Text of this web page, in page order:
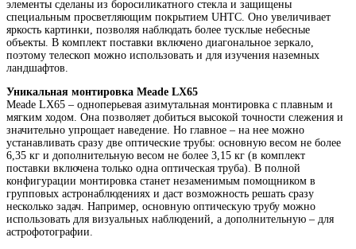
элементы сделаны из боросиликатного стекла и защищены
специальным просветляющим покрытием UHTC. Оно увеличивает
яркость картинки, позволяя наблюдать более тусклые небесные
объекты. В комплект поставки включено диагональное зеркало,
поэтому телескоп можно использовать и для изучения наземных
ландшафтов.
Уникальная монтировка Meade LX65
Meade LX65 – одноперьевая азимутальная монтировка с плавным и
мягким ходом. Она позволяет добиться высокой точности слежения и
значительно упрощает наведение. Но главное – на нее можно
устанавливать сразу две оптические трубы: основную весом не более
6,35 кг и дополнительную весом не более 3,15 кг (в комплект
поставки включена только одна оптическая труба). В полной
конфигурации монтировка станет незаменимым помощником в
групповых астронаблюдениях и даст возможность решать сразу
несколько задач. Например, основную оптическую трубу можно
использовать для визуальных наблюдений, а дополнительную – для
астрофотографии.